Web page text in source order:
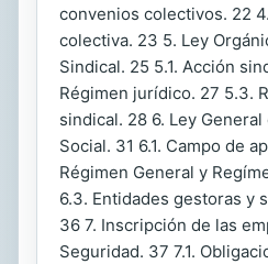
convenios colectivos. 22
colectiva. 23 5. Ley
Sindical. 25 5.1. Acción
Régimen jurídico. 27 5.3.
sindical. 28 6. Ley
Social. 31 6.1. Campo de
Régimen General y
6.3. Entidades gestoras y
36 7. Inscripción de las
Seguridad. 37 7.1.